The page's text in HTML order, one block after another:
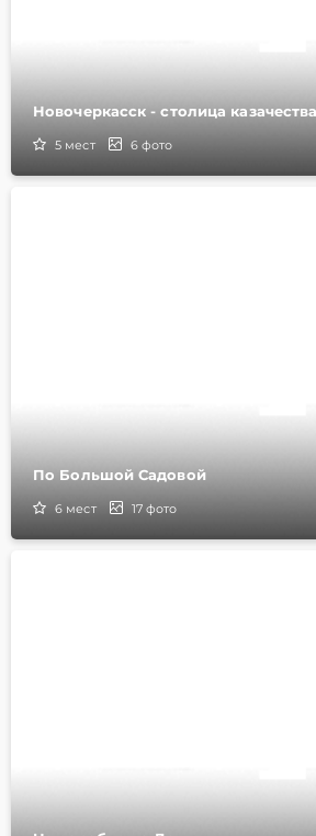
Новочеркасск - столица казачества
5 мест 6 фото
По Большой Садовой
6 мест 17 фото